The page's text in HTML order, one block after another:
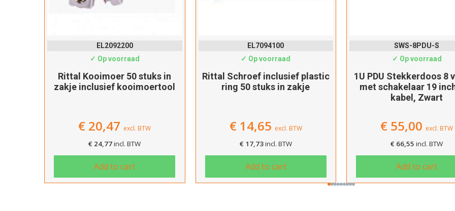
EL2092200
✓ Op voorraad
Rittal Kooimoer 50 stuks in
zakje inclusief kooimoertool
€ 20,47 excl. BTW
€ 24,77incl. BTW
Add to cart
EL7094100
✓ Op voorraad
Rittal Schroef inclusief plastic
ring 50 stuks in zakje
€14,65 excl. BTW
€ 17,73incl. BTW
Add to cart
SWS-8PDU-S
✓ Op voorraad
1U PDU Stekkerdoos 8
met schakelaar 19
kabel, Zwart
€ 55,00 excl. BTW
€ 66,55 incl. BTW
Add to cart